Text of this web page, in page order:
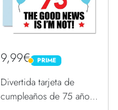
9,99€ PRIME
PRIME
Divertida tarjeta de
cumpleaños de 75 años